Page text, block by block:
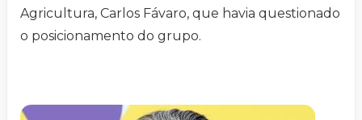
Agricultura, Carlos Fávaro, que havia questionado
o posicionamento do grupo.